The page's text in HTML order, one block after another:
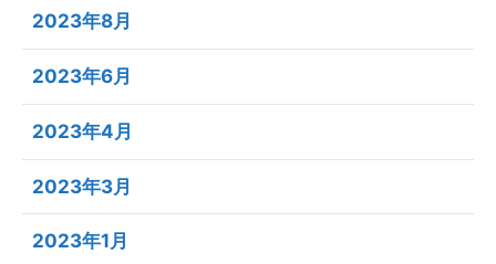
2023年8月
2023年6月
2023年4月
2023年3月
2023年1月